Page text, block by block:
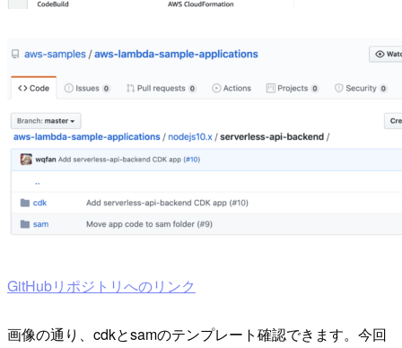
GitHubリポジトリへのリンク
画像の通り、cdkとsamのテンプレート確認できます。今回